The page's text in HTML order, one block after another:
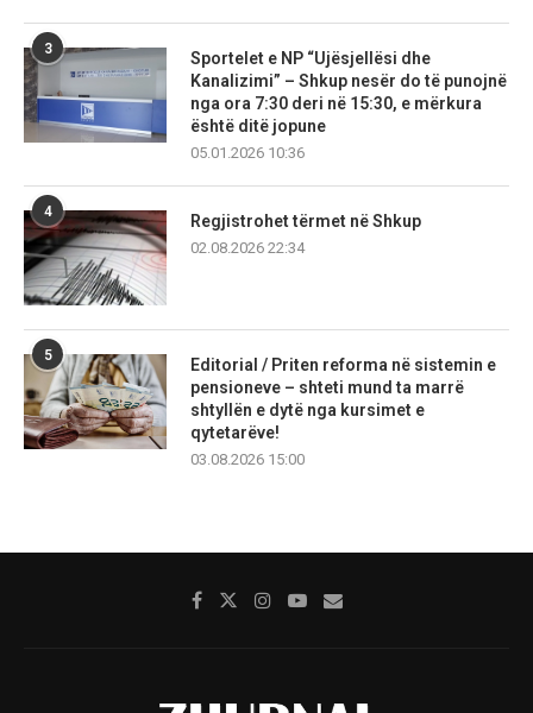
3
Sportelet e NP “Ujësjellësi dhe
Kanalizimi” – Shkup nesër do të punojnë
nga ora 7:30 deri në 15:30, e mërkura
është ditë jopune
05.01.2026 10:36
4
Regjistrohet tërmet në Shkup
02.08.2026 22:34
5
Editorial / Priten reforma në sistemin e
pensioneve – shteti mund ta marrë
shtyllën e dytë nga kursimet e
qytetarëve!
03.08.2026 15:00